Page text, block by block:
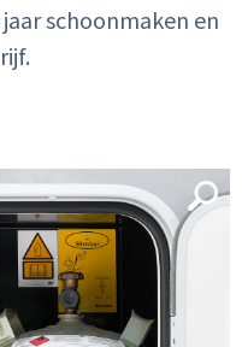
schoonmaken en